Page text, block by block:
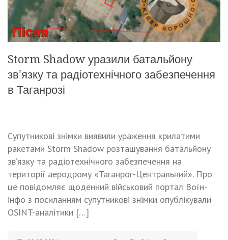
Storm Shadow уразили батальйону
звʼязку та радіотехнічного забезпечення
в Таганрозі
Супутникові знімки виявили ураження крилатими
ракетами Storm Shadow розташування батальйону
звʼязку та радіотехнічного забезпечення на
території аеродрому «Таганрог-Центральний». Про
це повідомляє щоденний військовий портал Воїн-
інфо з посиланням супутникові знімки опублікували
OSINT-аналітики […]